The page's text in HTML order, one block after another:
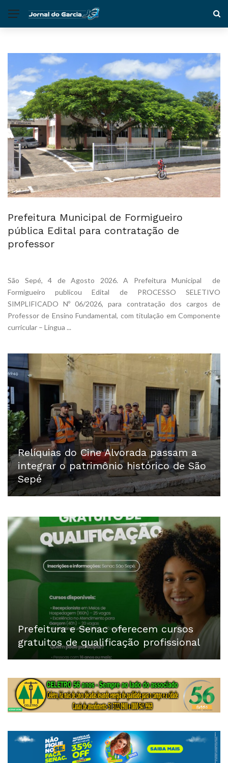
Prefeitura Municipal de Formigueiro
pública Edital para contratação de
professor
São Sepé, 4 de Agosto 2026. A Prefeitura Municipal de
Formigueiro publicou Edital de PROCESSO SELETIVO
SIMPLIFICADO Nº 06/2026, para contratação dos cargos de
Professor de Ensino Fundamental, com titulação em Componente
curricular – Língua ...
Relíquias do Cine Alvorada passam a
integrar o patrimônio histórico de São
Sepé
Prefeitura e Senac oferecem cursos
gratuitos de qualificação profissional